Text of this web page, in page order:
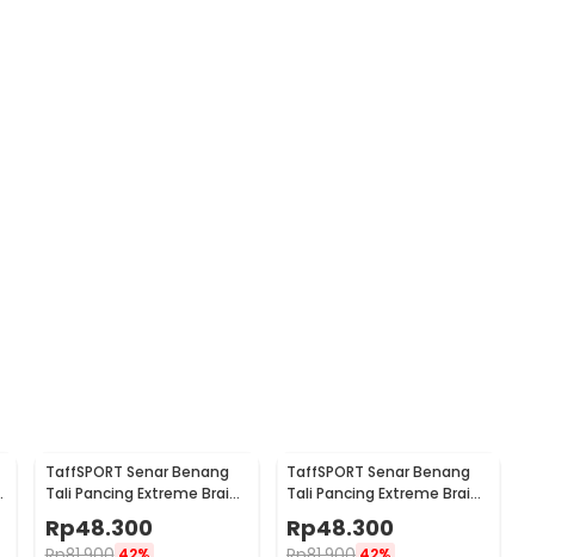
TaffSPORT Senar Benang
Tali Pancing Extreme Braid
5.0 500M - FM-PEL
Rp48.300
TaffSPORT Senar Benang
Tali Pancing Extreme Braid
3.0 500M - FM-PEL
Rp48.300